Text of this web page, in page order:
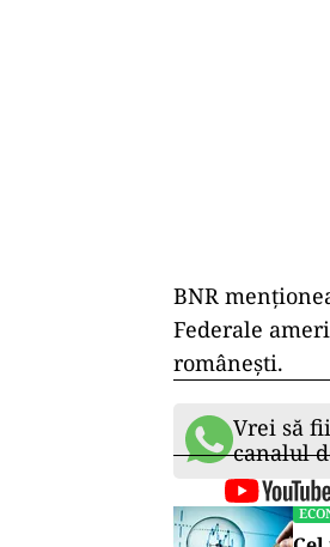
BNR
Federale
românești.
Vrei să
canalul